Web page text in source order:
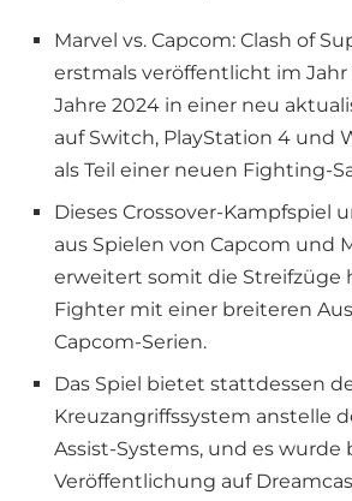
Marvel vs. Capcom: Clash of
erstmals veröffentlicht im Jahr
Jahre 2024 in einer neu
auf Switch, PlayStation 4 und
als Teil einer neuen Fighting-
Dieses Crossover-Kampfspiel
aus Spielen von Capcom und
erweitert somit die Streifzüge
Fighter mit einer breiteren
Capcom-Serien.
Das Spiel bietet stattdessen
Kreuzangriffssystem anstelle
Assist-Systems, und es wurde
Veröffentlichung auf